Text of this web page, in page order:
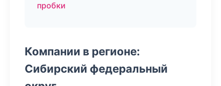
пробки
Компании в регионе:
Сибирский федеральный